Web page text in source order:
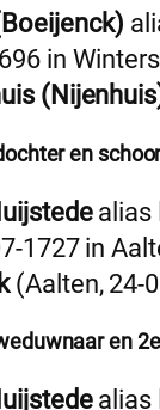
in
en
alias
1727 in
(Aalten, 24-
en
alias